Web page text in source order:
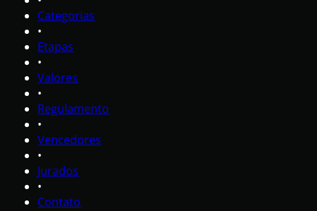
Categorias
•
Etapas
•
Valores
•
Regulamento
•
Vencedores
•
Jurados
•
Contato